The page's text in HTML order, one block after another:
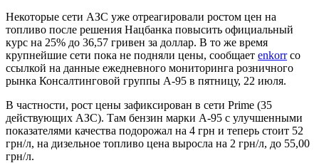
Некоторые сети АЗС уже отреагировали ростом цен на
топливо после решения Нацбанка повысить официальный
курс на 25% до 36,57 гривен за доллар. В то же время
крупнейшие сети пока не подняли цены, сообщает enkorrсо
ссылкой на данные ежедневного мониторинга розничного
рынка Консалтинговой группы А-95 в пятницу, 22 июля.
В частности, рост цены зафиксирован в сети Prime (35
действующих АЗС). Там бензин марки А-95 с улучшенными
показателями качества подорожал на 4 грн и теперь стоит 52
грн/л, на дизельное топливо цена выросла на 2 грн/л, до 55,00
грн/л.